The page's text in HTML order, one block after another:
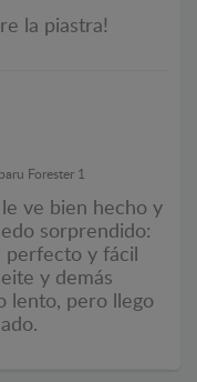
la piastra!
Forester 1
ve bien hecho y
sorprendido:
perfecto y fácil
y demás
lento, pero llego